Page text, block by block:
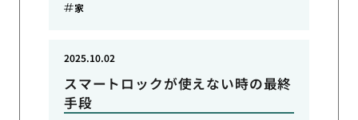
家
スマートロックが使えない時の最終
手段
2025.10.02